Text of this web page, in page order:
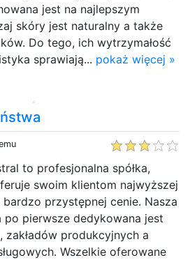
jest na najlepszym
skóry jest naturalny a także
Do tego, ich wytrzymałość
sprawiają... pokaż więcej »
to profesjonalna spółka,
swoim klientom najwyższej
przystępnej cenie. Nasza
po pierwsze dedykowana jest
produkcyjnych a
Wszelkie oferowane